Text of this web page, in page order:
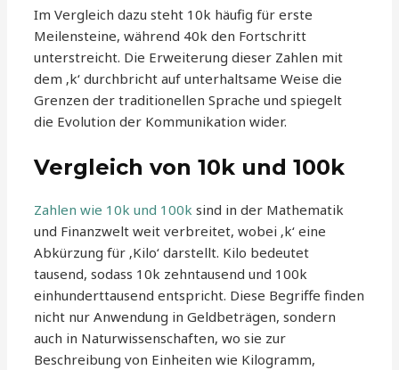
Im Vergleich dazu steht 10k häufig für erste
Meilensteine, während 40k den Fortschritt
unterstreicht. Die Erweiterung dieser Zahlen mit
dem ‚k‘ durchbricht auf unterhaltsame Weise die
Grenzen der traditionellen Sprache und spiegelt
die Evolution der Kommunikation wider.
Vergleich von 10k und 100k
Zahlen wie 10k und 100k sind in der Mathematik
und Finanzwelt weit verbreitet, wobei ‚k‘ eine
Abkürzung für ‚Kilo‘ darstellt. Kilo bedeutet
tausend, sodass 10k zehntausend und 100k
einhunderttausend entspricht. Diese Begriffe finden
nicht nur Anwendung in Geldbeträgen, sondern
auch in Naturwissenschaften, wo sie zur
Beschreibung von Einheiten wie Kilogramm,